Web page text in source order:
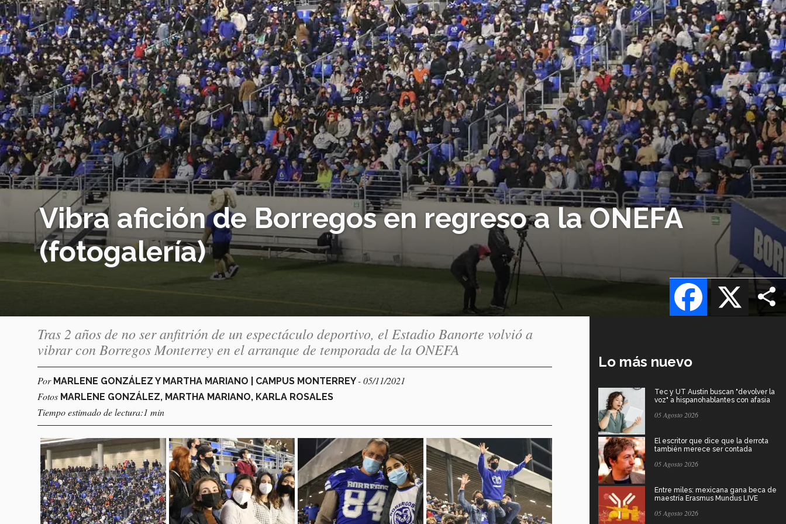
Vibra afición de Borregos en regreso a la ONEFA
(fotogalería)
X
Facebook
Tras 2 años de no ser anfitrión de un espectáculo deportivo, el Estadio Banorte volvió a
vibrar con Borregos Monterrey en el arranque de temporada de la ONEFA
Por MARLENE GONZÁLEZ Y MARTHA MARIANO | CAMPUS MONTERREY- 05/11/2021
Fotos MARLENE GONZÁLEZ, MARTHA MARIANO, KARLA ROSALES
Tiempo estimado de lectura:1 min
Lo más nuevo
Tec y UT Austin buscan "devolver la
voz" a hispanohablantes con afasia
05 Agosto 2026
El escritor que dice que la derrota
también merece ser contada
05 Agosto 2026
Entre miles: mexicana gana beca de
maestría Erasmus Mundus LIVE
05 Agosto 2026